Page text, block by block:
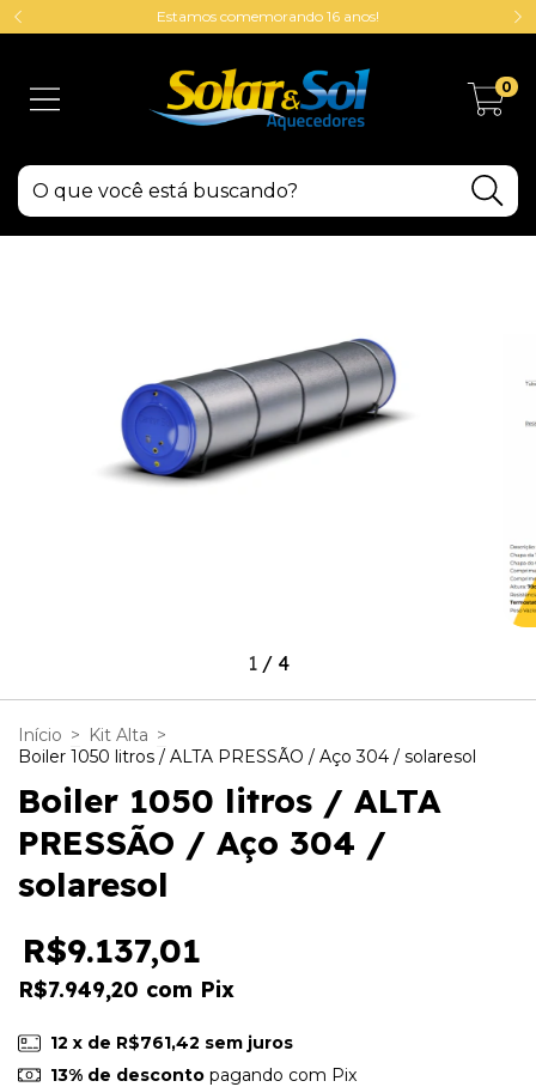
Estamos comemorando 16 anos!
0
1/ 4
Início > Kit Alta >
Boiler 1050 litros / ALTA PRESSÃO / Aço 304 / solaresol
Boiler 1050 litros / ALTA
PRESSÃO / Aço 304 /
solaresol
R$9.137,01
R$7.949,20 com Pix
12 x de R$761,42 sem juros
13% de descontopagando com Pix